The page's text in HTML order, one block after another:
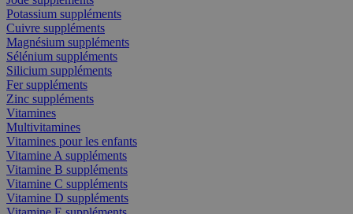
Potassium suppléments
Cuivre suppléments
Magnésium suppléments
Sélénium suppléments
Silicium suppléments
Fer suppléments
Zinc suppléments
Vitamines
Multivitamines
Vitamines pour les enfants
Vitamine A suppléments
Vitamine B suppléments
Vitamine C suppléments
Vitamine D suppléments